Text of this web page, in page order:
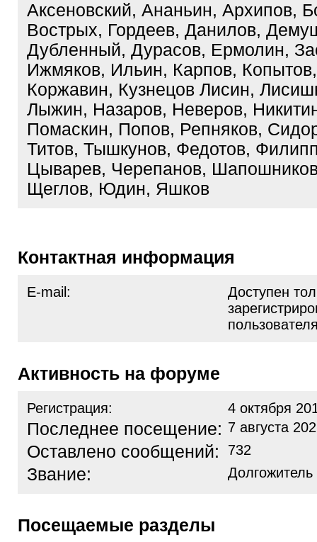
Аксеновский, Ананьин, Архипов,
Вострых, Гордеев, Данилов,
Дубленный, Дурасов, Ермолин,
Ижмяков, Ильин, Карпов,
Коржавин, Кузнецов Лисин,
Лыжин, Назаров, Неверов,
Помаскин, Попов, Репняков,
Титов, Тышкунов, Федотов,
Цыварев, Черепанов,
Щеглов, Юдин, Яшков
Контактная информация
E-mail:
Доступен
Активность на форуме
Регистрация: 4 октября
Последнее посещение: 7 августа
Оставлено сообщений: 732
Звание:
Посещаемые разделы